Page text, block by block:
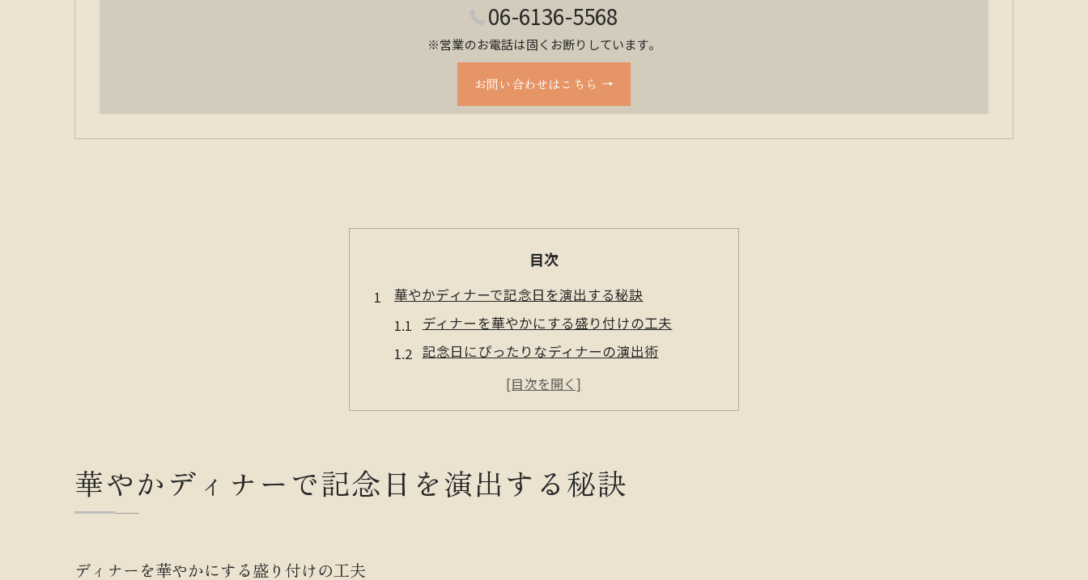
06-6136-5568
※営業のお電話は固くお断りしています。
お問い合わせはこちら
目次
華やかディナーで記念日を演出する秘訣
ディナーを華やかにする盛り付けの工夫
記念日にぴったりなディナーの演出術
簡単ディナーで非日常感を味わう方法
手作りディナーで特別感を高める秘訣
手作りディナーが心をつなぐ理由とは
華やかディナーで記念日を演出する秘訣
ディナーを華やかにする盛り付けの工夫